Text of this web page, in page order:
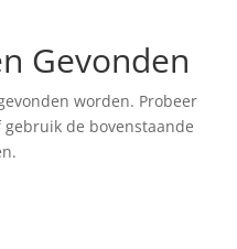
Gevonden
worden. Probeer
de bovenstaande